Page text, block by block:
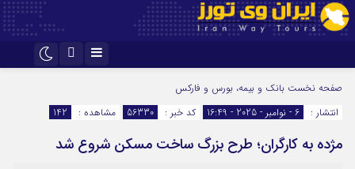
اینستاگرام
صفحه نخست بانک و بیمه، بورس و فارکس
انتشار :
6 - نوامبر - 2025 - 16:49 کد خبر : 56330 مشاهده : 142
مژده به کارگران؛ طرح بزرگ ساخت مسکن شروع شد